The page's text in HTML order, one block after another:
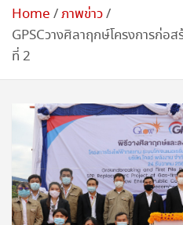
Home ภาพข่าว
GPSCวางศิลาฤกษ์โครงการก่อส
ที่ 2